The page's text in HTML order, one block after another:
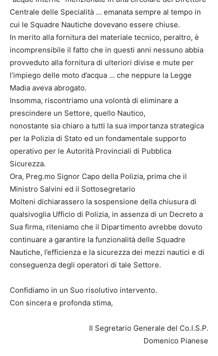
Centrale delle Specialità … emanata sempre al tempo in
cui le Squadre Nautiche dovevano essere chiuse.
In merito alla fornitura del materiale tecnico, peraltro, è
incomprensibile il fatto che in questi anni nessuno abbia
provveduto alla fornitura di ulteriori divise e mute per
l’impiego delle moto d’acqua … che neppure la Legge
Madia aveva abrogato.
Insomma, riscontriamo una volontà di eliminare a
prescindere un Settore, quello Nautico,
nonostante sia chiaro a tutti la sua importanza strategica
per la Polizia di Stato ed un fondamentale supporto
operativo per le Autorità Provinciali di Pubblica
Sicurezza.
Ora, Preg.mo Signor Capo della Polizia, prima che il
Ministro Salvini ed il Sottosegretario
Molteni dichiarassero la sospensione della chiusura di
qualsivoglia Ufficio di Polizia, in assenza di un Decreto a
Sua firma, riteniamo che il Dipartimento avrebbe dovuto
continuare a garantire la funzionalità delle Squadre
Nautiche, l’efficienza e la sicurezza dei mezzi nautici e di
conseguenza degli operatori di tale Settore.
Confidiamo in un Suo risolutivo intervento.
Con sincera e profonda stima,
Il Segretario Generale del Co.I.S.P.
Domenico Pianese